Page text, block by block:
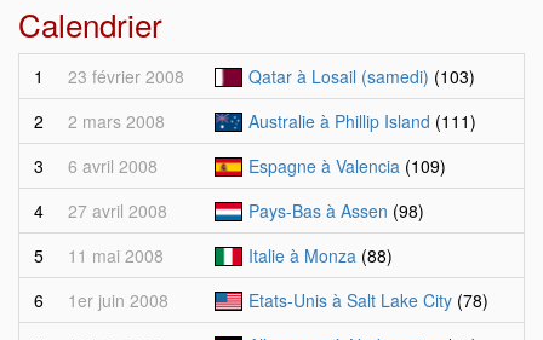
Calendrier
1 23 février 2008 Qatar à Losail (samedi) (103)
2
2 mars 2008 Australie à Phillip Island (111)
3
6 avril 2008 Espagne à Valencia (109)
4
27 avril 2008 Pays-Bas à Assen (98)
5
11 mai 2008 Italie à Monza (88)
6
1er juin 2008 Etats-Unis à Salt Lake City (78)